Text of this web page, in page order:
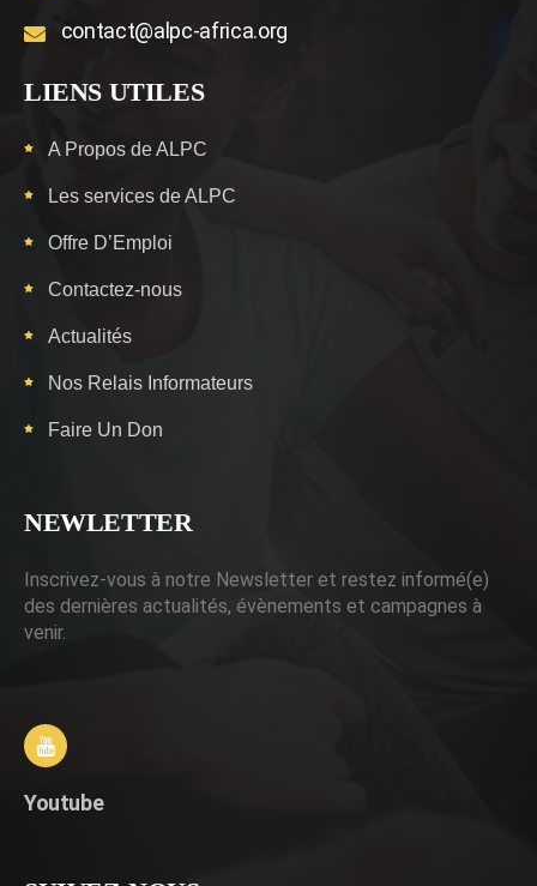
contact@alpc-africa.org
LIENS UTILES
A Propos de ALPC
Les services de ALPC
Offre D’Emploi
Contactez-nous
Actualités
Nos Relais Informateurs
Faire Un Don
NEWLETTER
Inscrivez-vous à notre Newsletter et restez informé(e)
des dernières actualités, évènements et campagnes à
venir.
Youtube